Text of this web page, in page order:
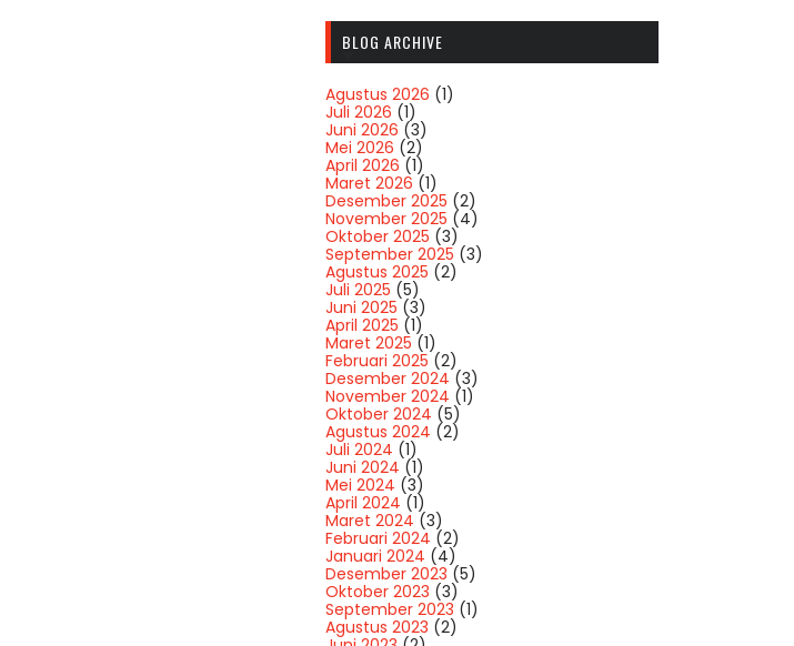
BLOG ARCHIVE
Agustus 2026 (1)
Juli 2026 (1)
Juni 2026 (3)
Mei 2026 (2)
April 2026 (1)
Maret 2026 (1)
Desember 2025 (2)
November 2025 (4)
Oktober 2025 (3)
September 2025 (3)
Agustus 2025 (2)
Juli 2025 (5)
Juni 2025 (3)
April 2025 (1)
Maret 2025 (1)
Februari 2025 (2)
Desember 2024 (3)
November 2024 (1)
Oktober 2024 (5)
Agustus 2024 (2)
Juli 2024 (1)
Juni 2024 (1)
Mei 2024 (3)
April 2024 (1)
Maret 2024 (3)
Februari 2024 (2)
Januari 2024 (4)
Desember 2023 (5)
Oktober 2023 (3)
September 2023 (1)
Agustus 2023 (2)